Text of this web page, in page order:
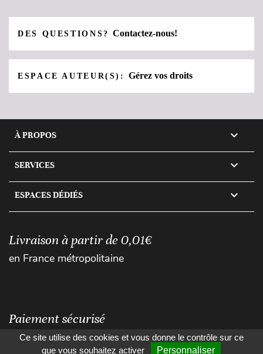
DES QUESTIONS?Contactez-nous!
ESPACE AUTEUR(S):Gérez vos droits
À PROPOS 
SERVICES 
ESPACES DÉDIÉS 
Livraison à partir de 0,01€
en France métropolitaine
Paiement sécurisé
Ce site utilise des cookies et vous donne le contrôle sur ce
que vous souhaitez activer
Personnaliser